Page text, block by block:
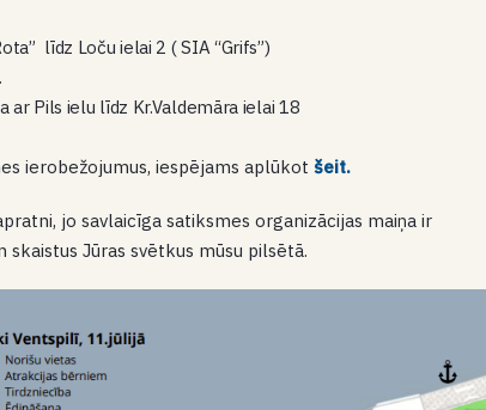
līdz Loču ielai 2 ( SIA “Grifs”)
ar Pils ielu līdz Kr.Valdemāra ielai 18
ierobežojumus, iespējams aplūkotšeit.
jo savlaicīga satiksmes organizācijas maiņa ir
Jūras svētkus mūsu pilsētā.